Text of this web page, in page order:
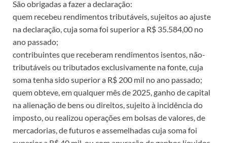
São obrigadas a fazer a declaração:
quem recebeu rendimentos tributáveis, sujeitos ao ajuste
na declaração, cuja soma foi superior a R$ 35.584,00 no
ano passado;
contribuintes que receberam rendimentos isentos, não-
tributáveis ou tributados exclusivamente na fonte, cuja
soma tenha sido superior a R$ 200 mil no ano passado;
quem obteve, em qualquer mês de 2025, ganho de capital
na alienação de bens ou direitos, sujeito à incidência do
imposto, ou realizou operações em bolsas de valores, de
mercadorias, de futuros e assemelhadas cuja soma foi